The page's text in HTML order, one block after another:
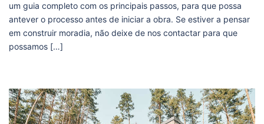
um guia completo com os principais passos, para que possa
antever o processo antes de iniciar a obra. Se estiver a pensar
em construir moradia, não deixe de nos contactar para que
possamos […]